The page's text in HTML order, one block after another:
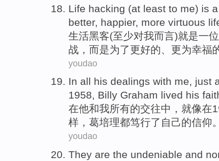
Life hacking (at least to me) is a
better, happier, more virtuous
生活黑客(至少对我而言)就是一位
战， 而是为了更好的 更为幸福
youdao
In all his dealings with me, just
1958, Billy Graham lived his
在他和我所有的交往中 ， 就像在
样， 葛培理都笃行了 自己的信仰
youdao
They are the undeniable and